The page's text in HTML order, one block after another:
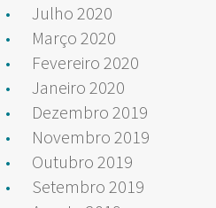
Julho 2020
Março 2020
Fevereiro 2020
Janeiro 2020
Dezembro 2019
Novembro 2019
Outubro 2019
Setembro 2019